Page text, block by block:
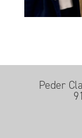
Peder